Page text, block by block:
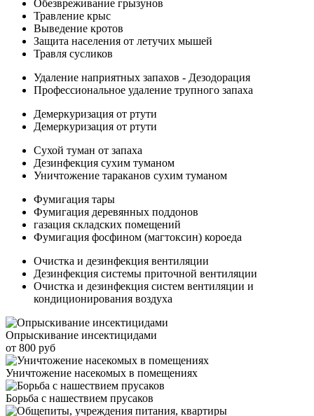
Обезвреживание грызунов
Травление крыс
Выведение кротов
Защита населения от летучих мышей
Травля сусликов
Удаление наприятных запахов - Дезодорация
Профессиональное удаление трупного запаха
Демеркуризация от ртути
Демеркуризация от ртути
Сухой туман от запаха
Дезинфекция сухим туманом
Уничтожение тараканов сухим туманом
Фумигация тары
Фумигация деревянных поддонов
газация складских помещений
Фумигация фосфином (магтоксин) короеда
Очистка и дезинфекция вентиляции
Дезинфекция системы приточной вентиляции
Очистка и дезинфекция систем вентиляции и
кондиционирования воздуха
Опрыскивание инсектицидами
от 800 руб
Уничтожение насекомых в помещениях
Борьба с нашествием прусаков